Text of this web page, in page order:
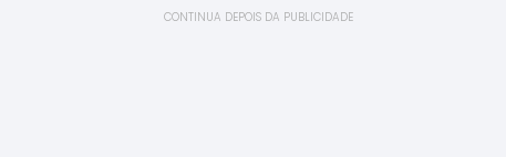
CONTINUA DEPOIS DA PUBLICIDADE